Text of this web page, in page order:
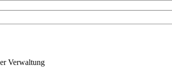
Verwaltung